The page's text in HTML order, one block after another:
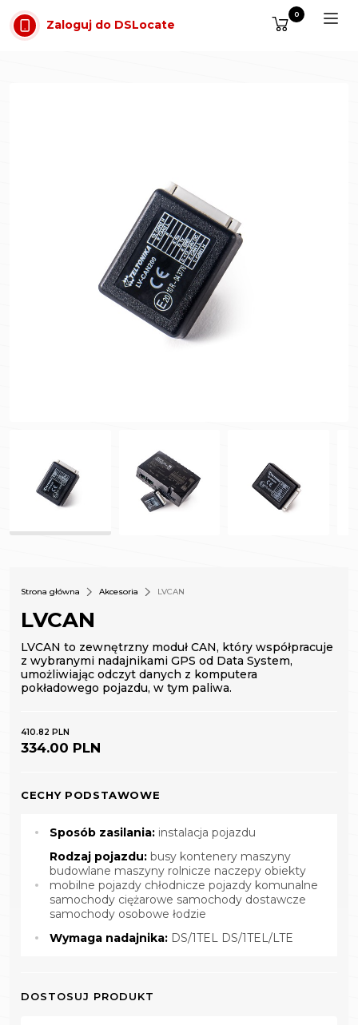
Przejdź do treści
Zaloguj do DSLocate
0
Strona główna Akcesoria LVCAN
LVCAN
LVCAN to zewnętrzny moduł CAN, który współpracuje
z wybranymi nadajnikami GPS od Data System,
umożliwiając odczyt danych z komputera
pokładowego pojazdu, w tym paliwa.
410.82 PLN
334.00 PLN
CECHY PODSTAWOWE
Sposób zasilania: instalacja pojazdu
Rodzaj pojazdu: busy kontenery maszyny
budowlane maszyny rolnicze naczepy obiekty
mobilne pojazdy chłodnicze pojazdy komunalne
samochody ciężarowe samochody dostawcze
samochody osobowe łodzie
Wymaga nadajnika: DS/1TEL DS/1TEL/LTE
DOSTOSUJ PRODUKT